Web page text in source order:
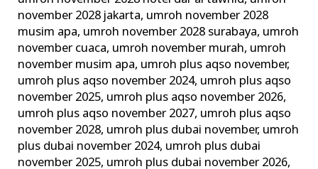
november 2028 jakarta, umroh november 2028
musim apa, umroh november 2028 surabaya, umroh
november cuaca, umroh november murah, umroh
november musim apa, umroh plus aqso november,
umroh plus aqso november 2024, umroh plus aqso
november 2025, umroh plus aqso november 2026,
umroh plus aqso november 2027, umroh plus aqso
november 2028, umroh plus dubai november, umroh
plus dubai november 2024, umroh plus dubai
november 2025, umroh plus dubai november 2026,